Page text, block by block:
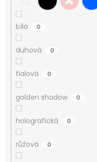
bílá 0
duhová 0
fialová 0
golden shadow 0
holografická 0
růžová 0